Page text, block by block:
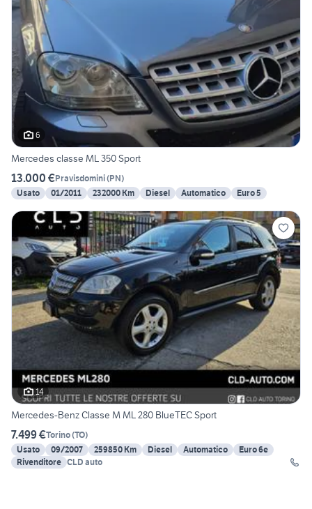
6
Mercedes classe ML 350 Sport
13.000 €Pravisdomini(PN)
Usato
01/2011 232000 Km Diesel Automatico Euro 5
14
Mercedes-Benz Classe M ML 280 BlueTEC Sport
7.499 €Torino(TO)
Usato
09/2007 259850 Km Diesel Automatico
Euro 6e
Rivenditore CLD auto